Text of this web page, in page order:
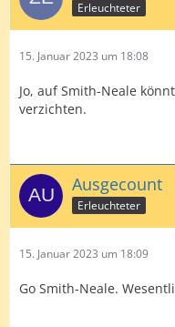
Erleuchteter
15. Januar 2023 um 18:08
Jo, auf Smith-Neale
verzichten.
Ausgecount
Erleuchteter
15. Januar 2023 um 18:09
Go Smith-Neale.